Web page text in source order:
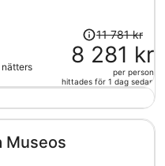
person
Priset
var
11
781 kr
är
11 781 kr
8 281 kr
per person
hittades för 1 dag sedan
Museos